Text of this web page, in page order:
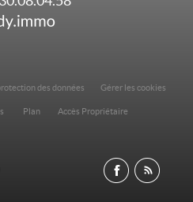
des données Gérer les cookies
Plan Accès Propriétaire